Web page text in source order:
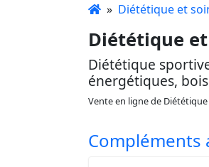
» Diététique et
Diététique
Diététique
énergétiques,
Vente en ligne de
Compléments